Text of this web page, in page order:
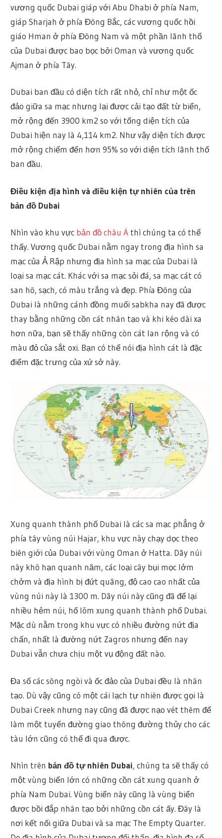
vương quốc Dubai giáp với Abu Dhabi ở phía Nam,
giáp Sharjah ở phía Đông Bắc, các vương quốc hồi
giáo Hman ở phía Đông Nam và một phần lãnh thổ
của Dubai được bao bọc bởi Oman và vương quốc
Ajman ở phía Tây.
Dubai ban đầu có diện tích rất nhỏ, chỉ như một ốc
đảo giữa sa mạc nhưng lại được cải tạo đất từ biển,
mở rộng đến 3900 km2 so với tổng diện tích của
Dubai hiện nay là 4,114 km2. Như vậy diện tích được
mở rộng chiếm đến hơn 95% so với diện tích lãnh thổ
ban đầu.
Điều kiện địa hình và điều kiện tự nhiên của trên
bản đồ Dubai
Nhìn vào khu vực bản đồ châu Á thì chúng ta có thể
thấy. Vương quốc Dubai nằm ngay trong địa hình sa
mạc của Ả Rập nhưng địa hình sa mạc của Dubai là
loại sa mạc cát. Khác với sa mạc sỏi đá, sa mạc cát có
san hô, sạch, có màu trắng và đẹp. Phía Đông của
Dubai là những cánh đồng muối sabkha nay đã được
thay bằng những cồn cát nhân tạo và khi kéo dài xa
hơn nữa, bạn sẽ thấy những còn cát lan rộng và có
màu đỏ của sắt oxi. Bạn có thể nói địa hình cát là đặc
điểm đặc trưng của xứ sở này.
Xung quanh thành phố Dubai là các sa mạc phẳng ở
phía tây vùng núi Hajar, khu vực này chạy dọc theo
biên giới của Dubai với vùng Oman ở Hatta. Dãy núi
này khô hạn quanh năm, các loại cây bụi mọc lởm
chởm và địa hình bị đứt quãng, độ cao cao nhất của
vùng núi này là 1300 m. Dãy núi này cũng đã để lại
nhiều hẻm núi, hố lõm xung quanh thành phố Dubai.
Mặc dù nằm trong khu vực có nhiều đường nứt địa
chấn, nhất là đường nứt Zagros nhưng đến nay
Dubai vẫn chưa chịu một vụ động đất nào.
Đa số các sông ngòi và ốc đảo của Dubai đều là nhân
tạo. Dù vậy cũng có một cái lạch tự nhiên được gọi là
Dubai Creek nhưng nay cũng đã được nạo vét thêm để
làm một tuyến đường giao thông đường thủy cho các
tàu lớn cũng có thể đi qua được.
Nhìn trên bản đồ tự nhiên Dubai, chúng ta sẽ thấy có
một vùng biển lớn có những cồn cát xung quanh ở
phía Nam Dubai. Vùng biển này cũng là vùng biển
được bồi đắp nhân tạo bởi những cồn cát ấy. Đây là
nơi kết nối giữa Dubai và sa mạc The Empty Quarter.